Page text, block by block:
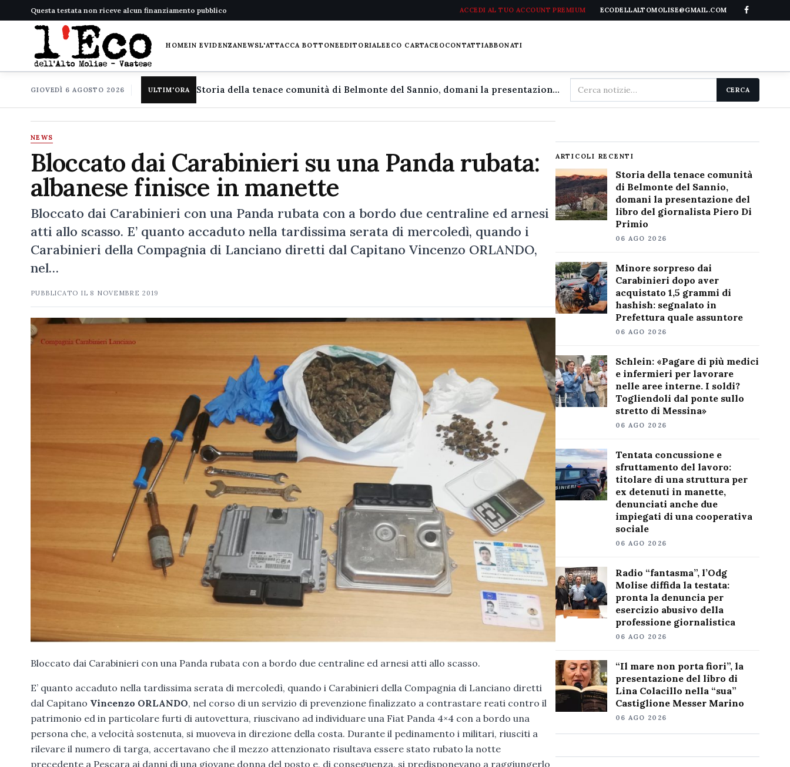
Questa testata non riceve alcun finanziamento pubblico ACCEDI AL TUO ACCOUNT PREMIUM ECODELLALTOMOLISE@GMAIL.COM
HOMEIN EVIDENZANEWSL'ATTACCA BOTTONEEDITORIALEECO CARTACEOCONTATTIABBONATI
GIOVEDÌ 6 AGOSTO 2026 ULTIM'ORA Storia della tenace comunità di Belmonte del Sannio, domani la presentazione del libro del giornalista Piero Di Primio
Cerca
nel
CERCA
NEWS
Bloccato dai Carabinieri su una Panda rubata:
albanese finisce in manette
Bloccato dai Carabinieri con una Panda rubata con a bordo due centraline ed arnesi
atti allo scasso. E’ quanto accaduto nella tardissima serata di mercoledì, quando i
Carabinieri della Compagnia di Lanciano diretti dal Capitano Vincenzo ORLANDO,
nel…
PUBBLICATO IL 8 NOVEMBRE 2019
Bloccato dai Carabinieri con una Panda rubata con a bordo due centraline ed arnesi atti allo scasso.
E’ quanto accaduto nella tardissima serata di mercoledì, quando i Carabinieri della Compagnia di Lanciano diretti
dal Capitano Vincenzo ORLANDO, nel corso di un servizio di prevenzione finalizzato a contrastare reati contro il
patrimonio ed in particolare furti di autovettura, riuscivano ad individuare una Fiat Panda 4×4 con a bordo una
persona che, a velocità sostenuta, si muoveva in direzione della costa. Durante il pedinamento i militari, riusciti a
rilevare il numero di targa, accertavano che il mezzo attenzionato risultava essere stato rubato la notte
precedente a Pescara ai danni di una giovane donna del posto e, di conseguenza, si predisponevano a raggiungerlo
ARTICOLI RECENTI
Storia della tenace comunità
di Belmonte del Sannio,
domani la presentazione del
libro del giornalista Piero Di
Primio
06 AGO 2026
Minore sorpreso dai
Carabinieri dopo aver
acquistato 1,5 grammi di
hashish: segnalato in
Prefettura quale assuntore
06 AGO 2026
Schlein: «Pagare di più medici
e infermieri per lavorare
nelle aree interne. I soldi?
Togliendoli dal ponte sullo
stretto di Messina»
06 AGO 2026
Tentata concussione e
sfruttamento del lavoro:
titolare di una struttura per
ex detenuti in manette,
denunciati anche due
impiegati di una cooperativa
sociale
06 AGO 2026
Radio “fantasma”, l’Odg
Molise diffida la testata:
pronta la denuncia per
esercizio abusivo della
professione giornalistica
06 AGO 2026
“Il mare non porta fiori”, la
presentazione del libro di
Lina Colacillo nella “sua”
Castiglione Messer Marino
06 AGO 2026